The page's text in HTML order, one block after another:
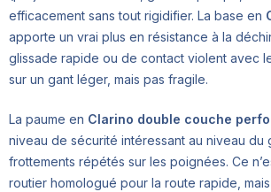
efficacement sans tout rigidifier. La base en
apporte un vrai plus en résistance à la
glissade rapide ou de contact violent avec
sur un gant léger, mais pas fragile.
La paume en Clarino double couche
niveau de sécurité intéressant au niveau du
frottements répétés sur les poignées. Ce
routier homologué pour la route rapide,